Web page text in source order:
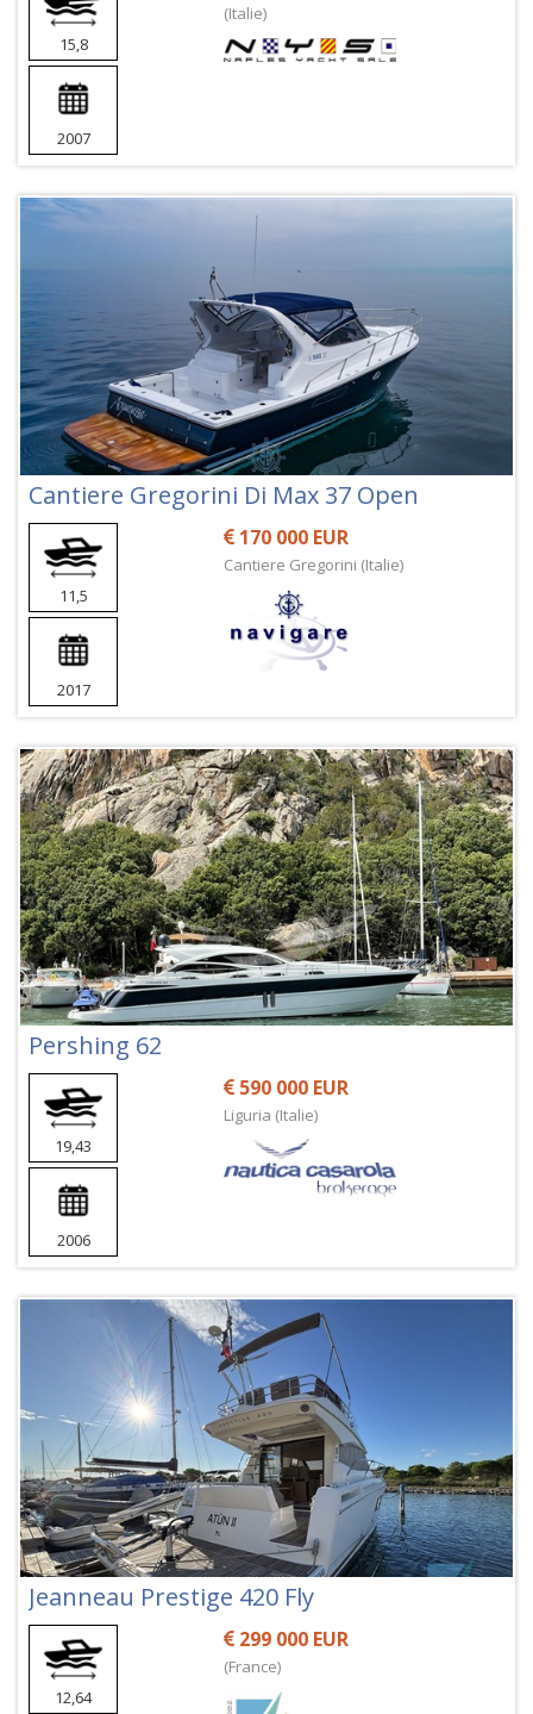
15,8
2007
(Italie)
Cantiere Gregorini Di Max 37 Open
11,5
2017
170 000 EUR
Cantiere Gregorini (Italie)
Pershing 62
19,43
2006
590 000 EUR
Liguria (Italie)
Jeanneau Prestige 420 Fly
12,64
299 000 EUR
(France)